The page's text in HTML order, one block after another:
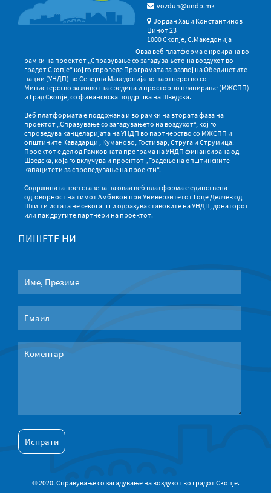
vozduh@undp.mk
Јордан Хаџи Константинов
Џинот 23
1000 Скопје, С.Македонија
Оваа веб платформа е креирана во
рамки на проектот „Справување со загадувањето на воздухот во
градот Скопје“ кој го спроведе Програмата за развој на Обединетите
нации (УНДП) во Северна Македонија во партнерство со
Министерство за животна средина и просторно планирање (МЖСПП)
и Град Скопје, со финансиска поддршка на Шведска.
Веб платформата е поддржана и во рамки на втората фаза на
проектот „Справување со загадувањето на воздухот“, кој го
спроведува канцеларијата на УНДП во партнерство со МЖСПП и
општините Кавадарци , Куманово, Гостивар, Струга и Струмица.
Проектот е дел од Рамковната програма на УНДП финансирана од
Шведска, која го вклучува и проектот „Градење на општинските
капацитети за спроведување на проекти“.
Содржината претставена на оваа веб платформа е единствена
одговорност на тимот Амбикон при Универзитетот Гоце Делчев од
Штип и истата не секогаш ги одразува ставовите на УНДП, донаторот
или пак другите партнери на проектот.
ПИШЕТЕ НИ
© 2020. Справување со загадување на воздухот во градот Скопје.